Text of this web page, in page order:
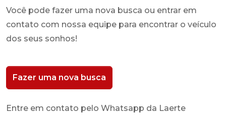
Você pode fazer uma nova busca ou entrar em
contato com nossa equipe para encontrar o veículo
dos seus sonhos!
Fazer uma nova busca
Entre em contato pelo Whatsapp da Laerte